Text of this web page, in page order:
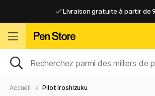
Livraison gratuite à partir de
Livraison domicile ou point
Livraison gratuite à partir de
Livraison domicile ou point
Accueil Pilot Iroshizuku